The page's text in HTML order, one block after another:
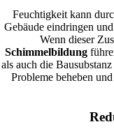
Feuchtigkeit kann
Gebäude eindringen
Wenn dieser
Schimmelbildung
als auch die
Probleme beheben